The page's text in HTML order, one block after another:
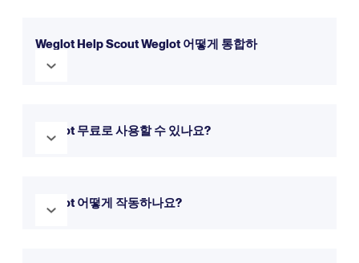
페이지에서 확인할 수 있습니다.
Weglot Help Scout Weglot 어떻게 통합하
Weglot 무료로 사용할 수 있나요?
있습니다. 업데이트하지 않는 한 평생 무료 플랜을 계속 사용할
Weglot 어떻게 작동하나요?